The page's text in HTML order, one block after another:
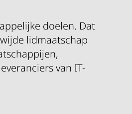
doelen. Dat
lidmaatschap
van IT-